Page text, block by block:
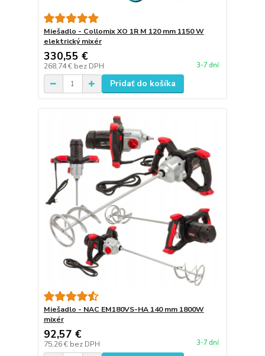
Miešadlo - Collomix XO 1R M 120 mm 1150 W
elektrický mixér
330,55 €
268,74 € bez DPH 3-7 dní
Pridať do košíka
Miešadlo - NAC EM180VS-HA 140 mm 1800W
mixér
92,57 €
75,26 € bez DPH 3-7 dní